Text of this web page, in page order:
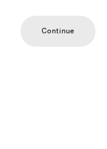
Continue